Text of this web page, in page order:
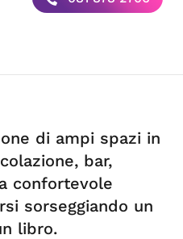
di ampi spazi in
bar,
confortevole
sorseggiando un
libro.